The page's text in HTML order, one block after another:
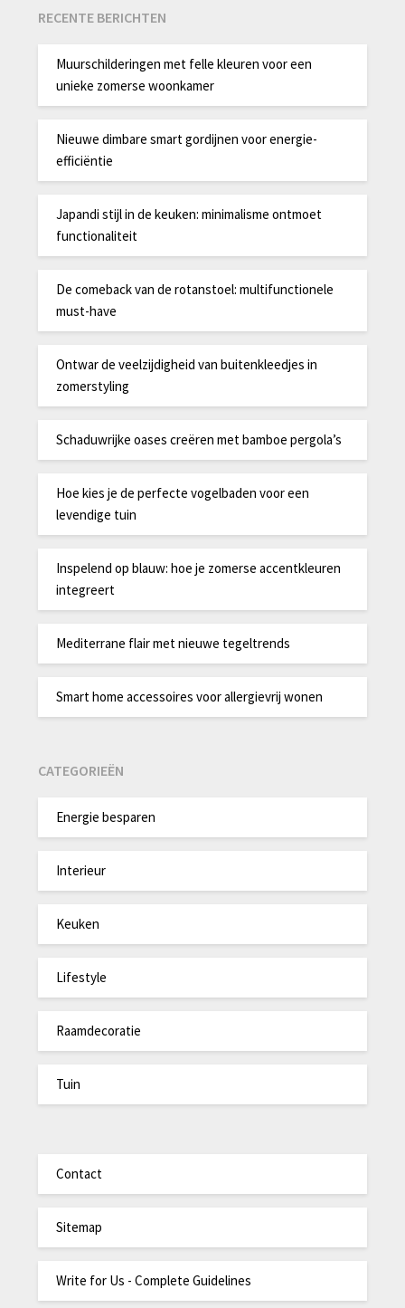
RECENTE BERICHTEN
Muurschilderingen met felle kleuren voor een
unieke zomerse woonkamer
Nieuwe dimbare smart gordijnen voor energie-
efficiëntie
Japandi stijl in de keuken: minimalisme ontmoet
functionaliteit
De comeback van de rotanstoel: multifunctionele
must-have
Ontwar de veelzijdigheid van buitenkleedjes in
zomerstyling
Schaduwrijke oases creëren met bamboe pergola’s
Hoe kies je de perfecte vogelbaden voor een
levendige tuin
Inspelend op blauw: hoe je zomerse accentkleuren
integreert
Mediterrane flair met nieuwe tegeltrends
Smart home accessoires voor allergievrij wonen
CATEGORIEËN
Energie besparen
Interieur
Keuken
Lifestyle
Raamdecoratie
Tuin
Contact
Sitemap
Write for Us - Complete Guidelines